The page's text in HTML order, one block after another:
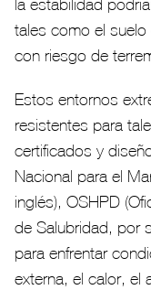
la estabilidad
tales como el
con riesgo de
Estos entornos
resistentes para
certificados y
Nacional para el
inglés), OSHPD
de Salubridad, por
para enfrentar
externa, el calor, el